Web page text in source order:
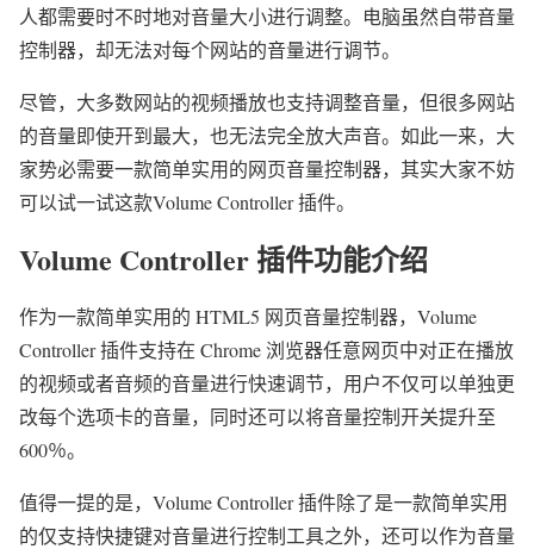
人都需要时不时地对音量大小进行调整。电脑虽然自带音量
控制器，却无法对每个网站的音量进行调节。
尽管，大多数网站的视频播放也支持调整音量，但很多网站
的音量即使开到最大，也无法完全放大声音。如此一来，大
家势必需要一款简单实用的网页音量控制器，其实大家不妨
可以试一试这款Volume Controller 插件。
Volume Controller 插件功能介绍
作为一款简单实用的 HTML5 网页音量控制器，Volume
Controller 插件支持在 Chrome 浏览器任意网页中对正在播放
的视频或者音频的音量进行快速调节，用户不仅可以单独更
改每个选项卡的音量，同时还可以将音量控制开关提升至
600％。
值得一提的是，Volume Controller 插件除了是一款简单实用
的仅支持快捷键对音量进行控制工具之外，还可以作为音量